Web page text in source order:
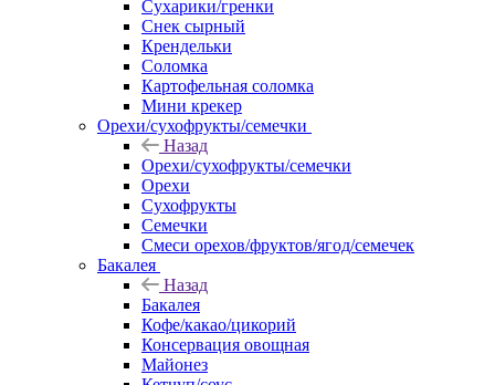
Сухарики/гренки
Снек сырный
Крендельки
Соломка
Картофельная соломка
Мини крекер
Орехи/сухофрукты/семечки
Назад
Орехи/сухофрукты/семечки
Орехи
Сухофрукты
Семечки
Смеси орехов/фруктов/ягод/семечек
Бакалея
Назад
Бакалея
Кофе/какао/цикорий
Консервация овощная
Майонез